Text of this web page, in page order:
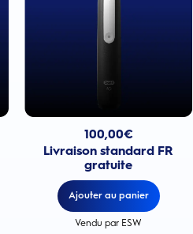
100,00€
Livraison standard FR
gratuite
Ajouter au panier
Vendu par ESW